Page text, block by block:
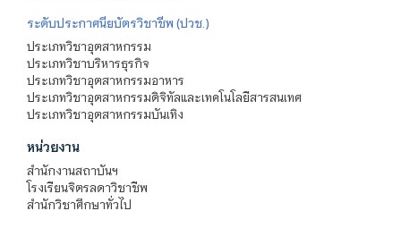
ระดับประกาศนียบัตรวิชาชีพ (ปวช.)
ประเภทวิชาอุตสาหกรรม
ประเภทวิชาบริหารธุรกิจ
ประเภทวิชาอุตสาหกรรมอาหาร
ประเภทวิชาอุตสาหกรรมดิจิทัลและเทคโนโลยีสารสนเทศ
ประเภทวิชาอุตสาหกรรมบันเทิง
หน่วยงาน
สำนักงานสถาบันฯ
โรงเรียนจิตรลดาวิชาชีพ
สำนักวิชาศึกษาทั่วไป